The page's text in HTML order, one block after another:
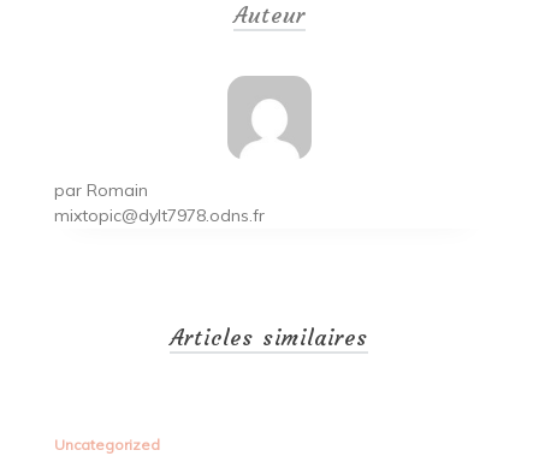
Auteur
par Romain
mixtopic@dylt7978.odns.fr
Articles similaires
Uncategorized